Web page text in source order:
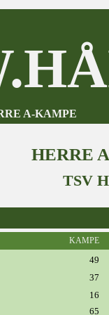
A-KAMPE
HERRE
TSV
KAMPE
49
37
16
65